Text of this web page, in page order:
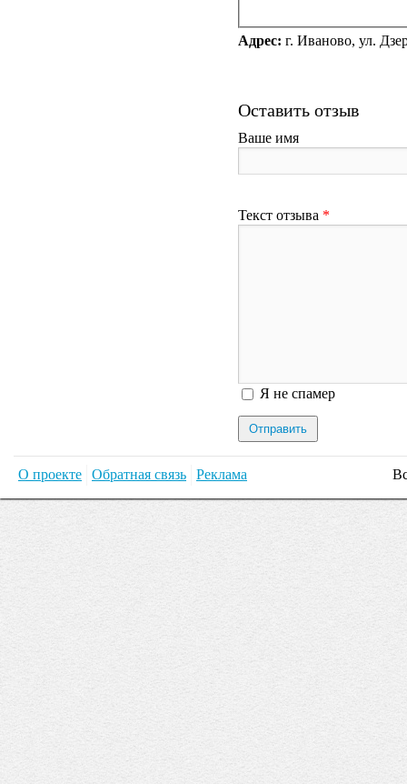
Адрес: г. Иваново, ул.
Оставить отзыв
Ваше имя
Текст отзыва *
Я спамер
Я не спамер
О проекте Обратная связь Реклама